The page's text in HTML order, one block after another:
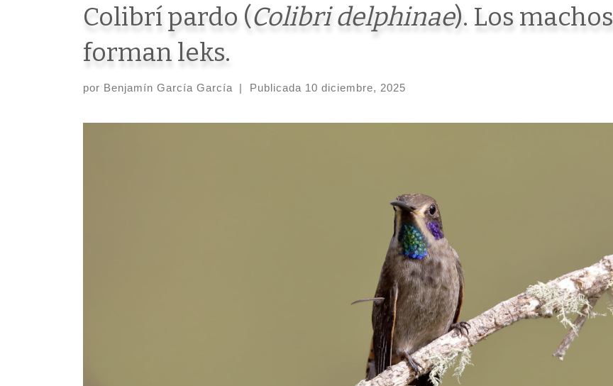
Colibrí pardo (Colibri delphinae). Los machos
forman leks.
por Benjamín García García | Publicada 10 diciembre, 2025